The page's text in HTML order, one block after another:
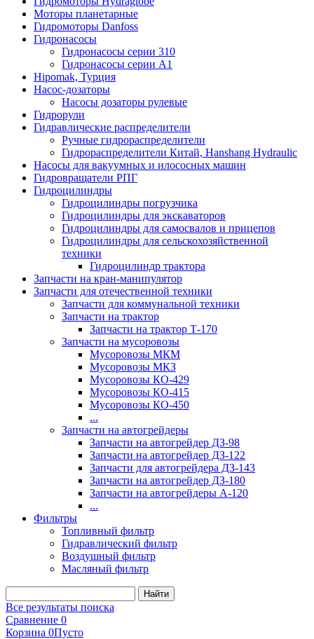
Моторы планетарные
Гидромоторы Danfoss
Гидронасосы
Гидронасосы серии 310
Гидронасосы серии А1
Hipomak, Турция
Насос-дозаторы
Насосы дозаторы рулевые
Гидрорули
Гидравлические распределители
Ручные гидрораспределители
Гидрораспределители Китай, Hanshang Hydraulic
Насосы для вакуумных и илососных машин
Гидровращатели РПГ
Гидроцилиндры
Гидроцилиндры погрузчика
Гидроцилиндры для экскаваторов
Гидроцилиндры для самосвалов и прицепов
Гидроцилиндры для сельскохозяйственной
техники
Гидроцилиндр трактора
Запчасти на кран-манипулятор
Запчасти для отечественной техники
Запчасти для коммунальной техники
Запчасти на трактор
Запчасти на трактор Т-170
Запчасти на мусоровозы
Мусоровозы МКМ
Мусоровозы МКЗ
Мусоровозы КО-429
Мусоровозы КО-415
Мусоровозы КО-450
...
Запчасти на автогрейдеры
Запчасти на автогрейдер ДЗ-98
Запчасти на автогрейдер ДЗ-122
Запчасти для автогрейдера ДЗ-143
Запчасти на автогрейдер ДЗ-180
Запчасти на автогрейдеры А-120
...
Фильтры
Топливный фильтр
Гидравлический фильтр
Воздушный фильтр
Масляный фильтр
Все результаты поиска
Сравнение 0
Корзина 0Пусто